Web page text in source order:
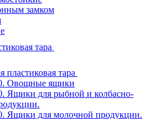
замком
тара
пластиковая тара
Овощные ящики
Ящики для рыбной и колбасно-
Ящики для молочной продукции.